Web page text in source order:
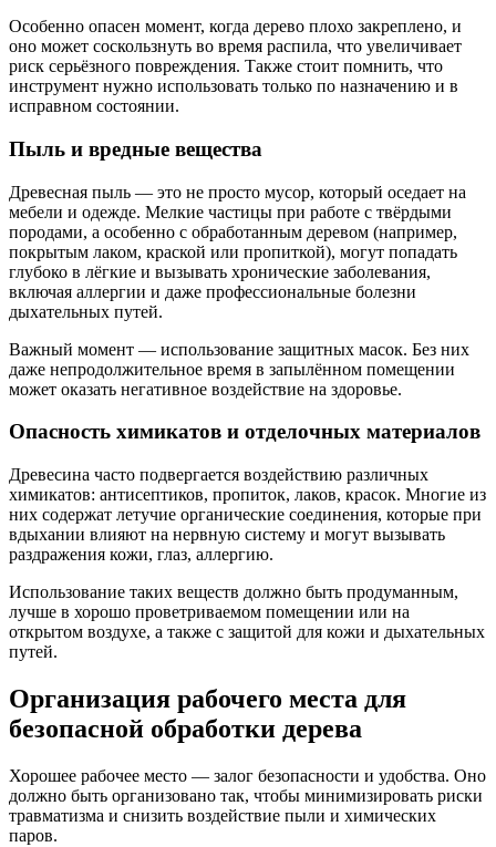
Особенно опасен момент, когда дерево плохо закреплено, и
оно может соскользнуть во время распила, что увеличивает
риск серьёзного повреждения. Также стоит помнить, что
инструмент нужно использовать только по назначению и в
исправном состоянии.
Пыль и вредные вещества
Древесная пыль — это не просто мусор, который оседает на
мебели и одежде. Мелкие частицы при работе с твёрдыми
породами, а особенно с обработанным деревом (например,
покрытым лаком, краской или пропиткой), могут попадать
глубоко в лёгкие и вызывать хронические заболевания,
включая аллергии и даже профессиональные болезни
дыхательных путей.
Важный момент — использование защитных масок. Без них
даже непродолжительное время в запылённом помещении
может оказать негативное воздействие на здоровье.
Опасность химикатов и отделочных материалов
Древесина часто подвергается воздействию различных
химикатов: антисептиков, пропиток, лаков, красок. Многие из
них содержат летучие органические соединения, которые при
вдыхании влияют на нервную систему и могут вызывать
раздражения кожи, глаз, аллергию.
Использование таких веществ должно быть продуманным,
лучше в хорошо проветриваемом помещении или на
открытом воздухе, а также с защитой для кожи и дыхательных
путей.
Организация рабочего места для
безопасной обработки дерева
Хорошее рабочее место — залог безопасности и удобства. Оно
должно быть организовано так, чтобы минимизировать риски
травматизма и снизить воздействие пыли и химических
паров.